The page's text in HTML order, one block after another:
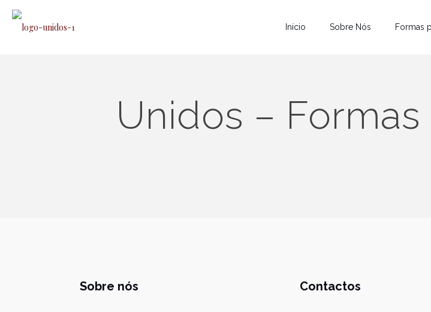
Início Sobre Nós Formas
Unidos – Formas
Sobre nós Contactos